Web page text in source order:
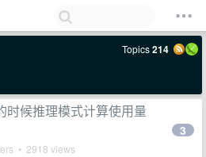
Topics214
时候推理模式计算使用量
• 2918 views
3